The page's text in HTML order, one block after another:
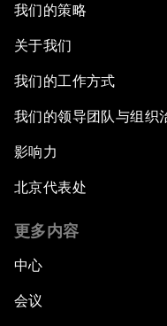
我们的策略
关于我们
我们的工作方式
我们的领导团队与组织
影响力
北京代表处
更多内容
中心
会议